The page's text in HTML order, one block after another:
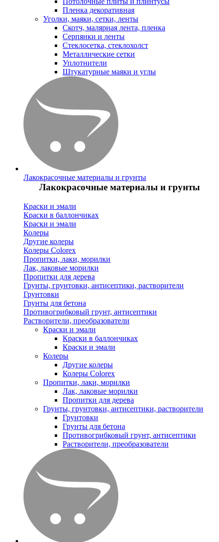
Пленка декоративная
Уголки, маяки, сетки, ленты
Скотч, малярная лента, пленка
Серпянки и ленты
Стеклосетка, стеклохолст
Металлические сетки
Уплотнители
Штукатурные маяки и углы
Лакокрасочные материалы и грунты
Лакокрасочные материалы и грунты
Краски и эмали
Краски в баллончиках
Краски и эмали
Колеры
Другие колеры
Колеры Colorex
Пропитки, лаки, морилки
Лак, лаковые морилки
Пропитки для дерева
Грунты, грунтовки, антисептики, растворители
Грунтовки
Грунты для бетона
Противогрибковый грунт, антисептики
Растворители, преобразователи
Краски и эмали
Краски в баллончиках
Краски и эмали
Колеры
Другие колеры
Колеры Colorex
Пропитки, лаки, морилки
Лак, лаковые морилки
Пропитки для дерева
Грунты, грунтовки, антисептики, растворители
Грунтовки
Грунты для бетона
Противогрибковый грунт, антисептики
Растворители, преобразователи